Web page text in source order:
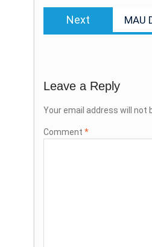
Next
post:
MAU
Leave a Reply
Your email address will not
Comment *